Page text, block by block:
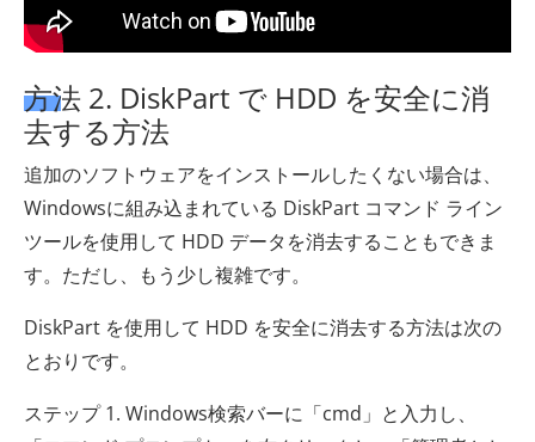
方法 2. DiskPart で HDD を安全に消
去する方法
追加のソフトウェアをインストールしたくない場合は、
Windowsに組み込まれている DiskPart コマンド ライン
ツールを使用して HDD データを消去することもできま
す。ただし、もう少し複雑です。
DiskPart を使用して HDD を安全に消去する方法は次の
とおりです。
ステップ 1. Windows検索バーに「cmd」と入力し、